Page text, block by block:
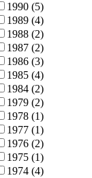
1990 (5)
1989 (4)
1988 (2)
1987 (2)
1986 (3)
1985 (4)
1984 (2)
1979 (2)
1978 (1)
1977 (1)
1976 (2)
1975 (1)
1974 (4)